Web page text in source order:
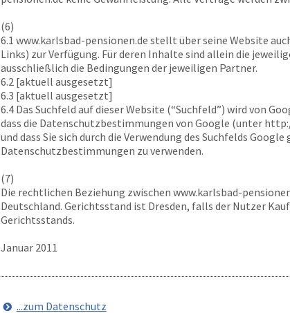
(6)
6.1 www.karlsbad-pensionen.de stellt über seine Website
Links) zur Verfügung. Für deren Inhalte sind allein die
ausschließlich die Bedingungen der jeweiligen Partner.
6.2 [aktuell ausgesetzt]
6.3 [aktuell ausgesetzt]
6.4 Das Suchfeld auf dieser Website (“Suchfeld”) wird von
dass die Datenschutzbestimmungen von Google (unter
und dass Sie sich durch die Verwendung des Suchfelds
Datenschutzbestimmungen zu verwenden.
(7)
Die rechtlichen Beziehung zwischen www.karlsbad-
Deutschland. Gerichtsstand ist Dresden, falls der Nutzer
Gerichtsstands.
Januar 2011
...zum Datenschutz